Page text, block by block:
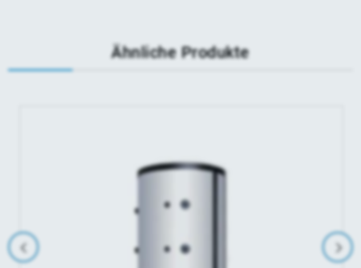
Ähnliche Produkte